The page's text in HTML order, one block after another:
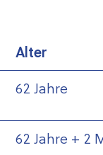
Alter
62 Jahre
62 Jahre + 2